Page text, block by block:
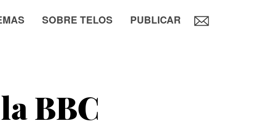
SOBRE TELOS PUBLICAR
BBC